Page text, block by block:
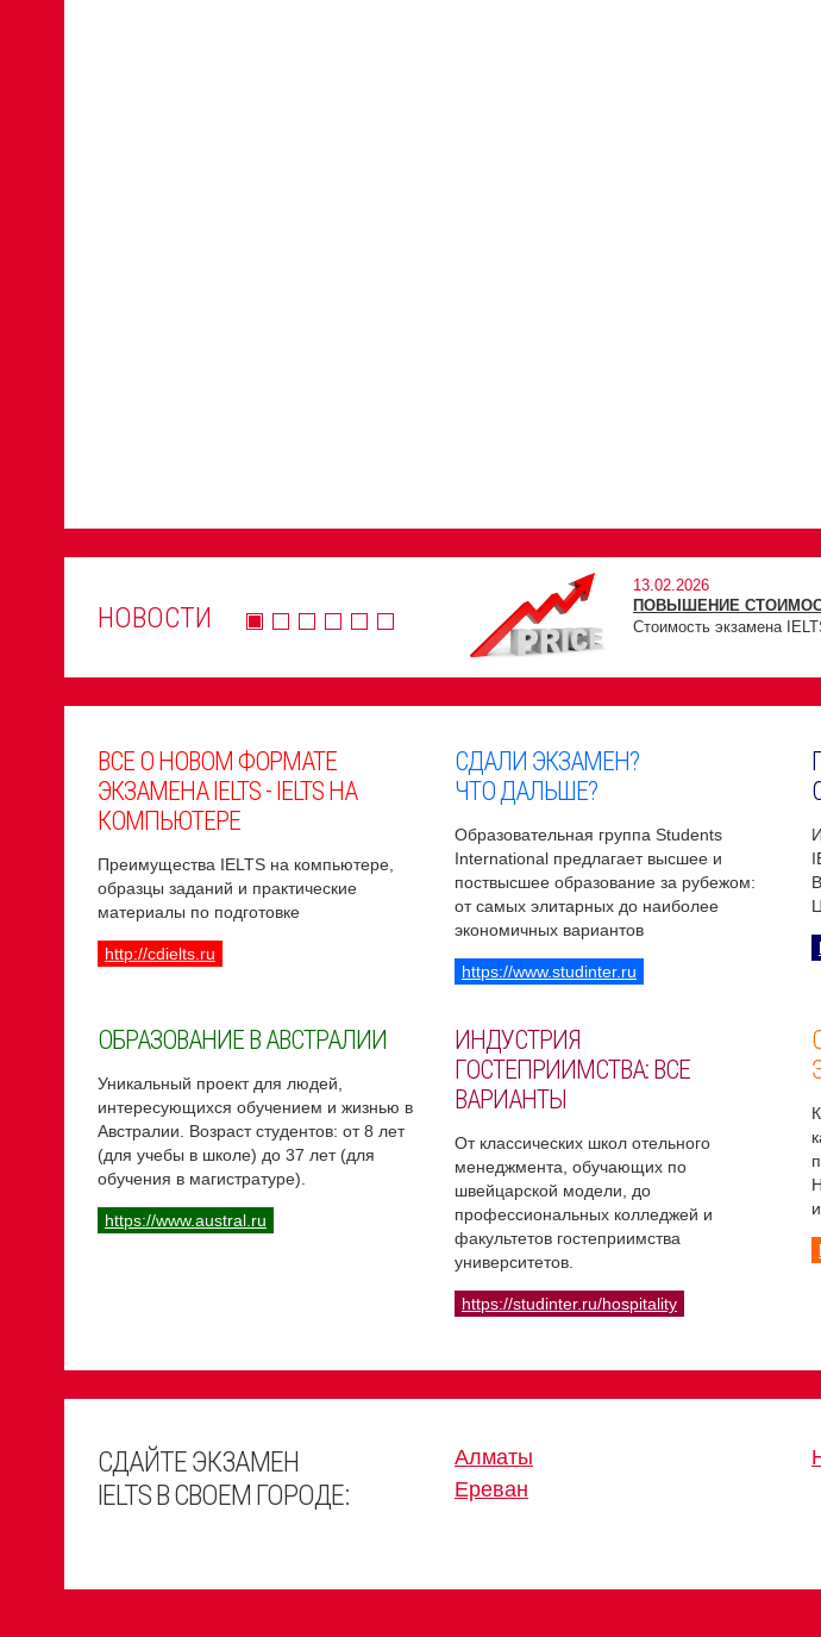
НОВОСТИ
13.02.2026
ПОВЫШЕНИЕ
Стоимость экзамена
ВСЕ О НОВОМ ФОРМАТЕ
ЭКЗАМЕНА IELTS - IELTS НА
КОМПЬЮТЕРЕ
Преимущества IELTS на компьютере,
образцы заданий и практические
материалы по подготовке
http://cdielts.ru
СДАЛИ ЭКЗАМЕН?
ЧТО ДАЛЬШЕ?
Образовательная группа Students
International предлагает высшее и
поствысшее образование за рубежом:
от самых элитарных до наиболее
экономичных вариантов
https://www.studinter.ru
ОБРАЗОВАНИЕ В АВСТРАЛИИ
Уникальный проект для людей,
интересующихся обучением и жизнью в
Австралии. Возраст студентов: от 8 лет
(для учебы в школе) до 37 лет (для
обучения в магистратуре).
https://www.austral.ru
ИНДУСТРИЯ
ГОСТЕПРИИМСТВА: ВСЕ
ВАРИАНТЫ
От классических школ отельного
менеджмента, обучающих по
швейцарской модели, до
профессиональных колледжей и
факультетов гостеприимства
университетов.
https://studinter.ru/hospitality
СДАЙТЕ ЭКЗАМЕН
IELTS В СВОЕМ ГОРОДЕ:
Алматы
Ереван